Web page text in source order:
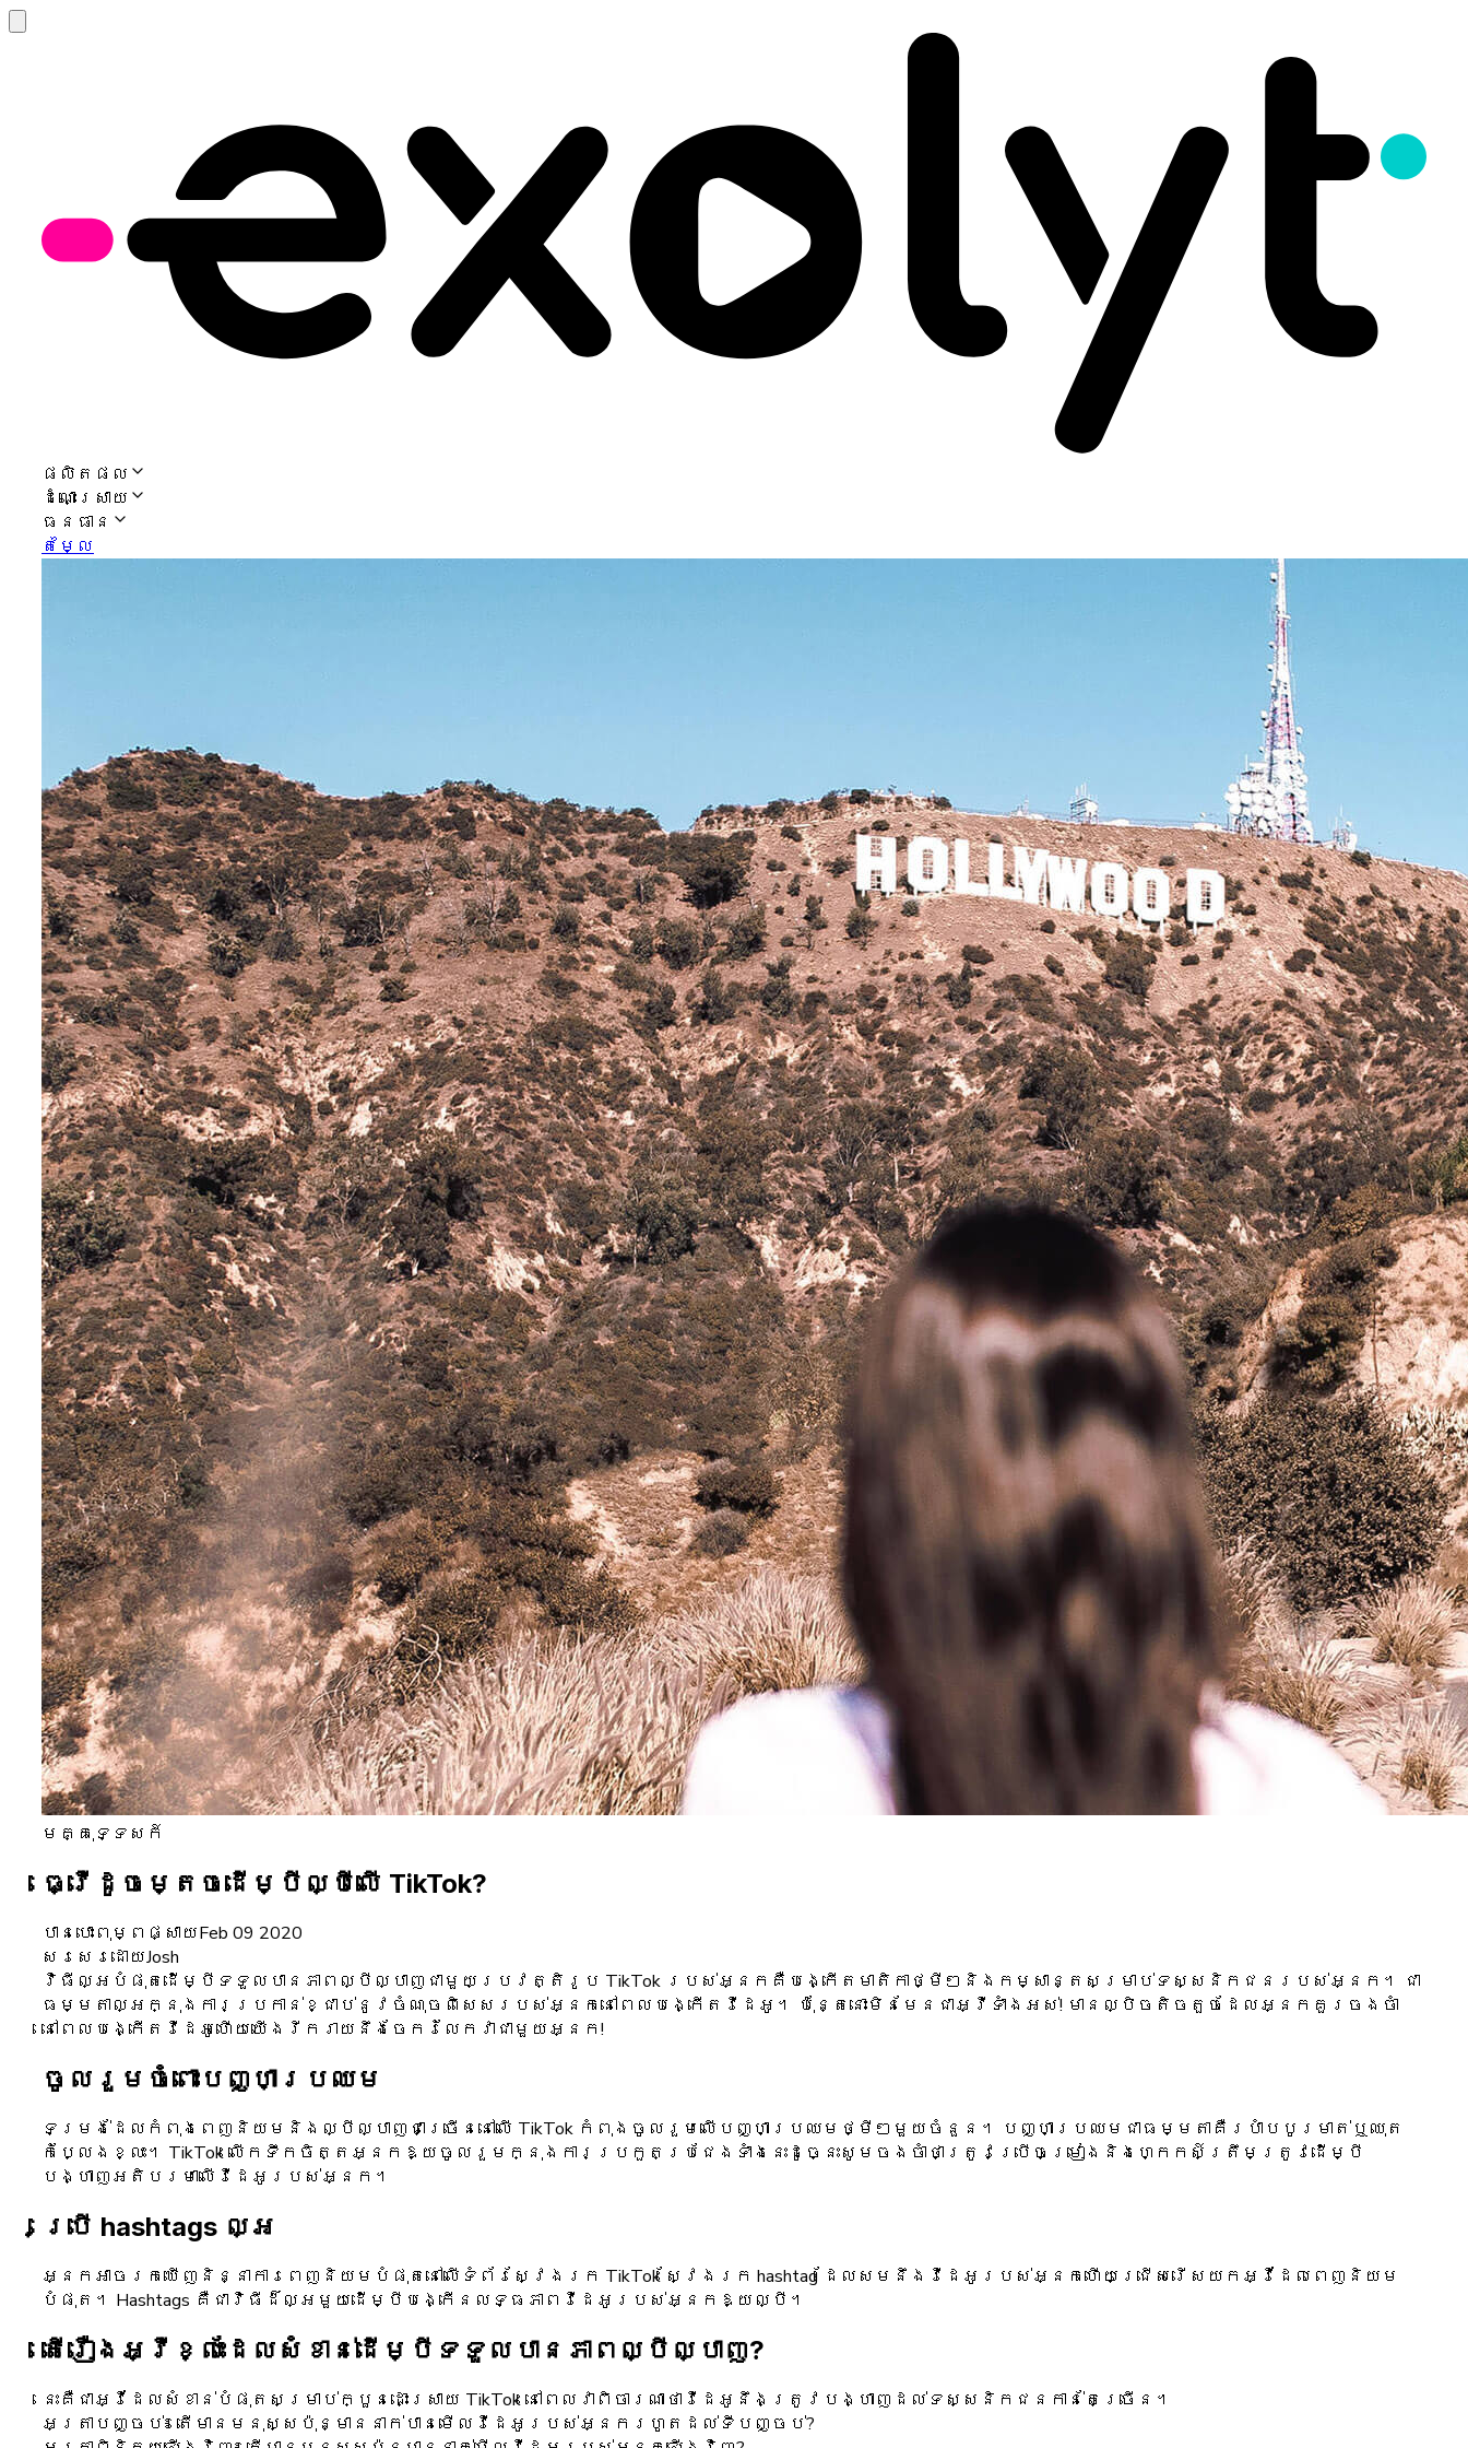
ផលិតផល
ដំណោះស្រាយ
ធនធាន
តម្លៃ
មគ្គុទ្ទេសក៍
ធ្វើដូចម្តេចដើម្បីល្បីលើ TikTok?
បានបោះពុម្ពផ្សាយFeb 09 2020
សរសេរដោយJosh
វិធីល្អបំផុតដើម្បីទទួលបានភាពល្បីល្បាញជាមួយប្រវត្តិរូប TikTok របស់អ្នកគឺបង្កើតមាតិកាថ្មីៗនិងកម្សាន្តសម្រាប់ទស្សនិកជនរបស់អ្នក។ ជា
ធម្មតាល្អក្នុងការប្រកាន់ខ្ជាប់នូវចំណុចពិសេសរបស់អ្នកនៅពេលបង្កើតវីដេអូ។ ប៉ុន្តែនោះមិនមែនជាអ្វីទាំងអស់! មានល្បិចតិចតួចដែលអ្នកគួរចងចាំ
នៅពេលបង្កើតវីដេអូហើយយើងរីករាយនឹងចែករំលែកវាជាមួយអ្នក!
ចូលរួមចំពោះបញ្ហាប្រឈម
ទម្រង់ដែលកំពុងពេញនិយមនិងល្បីល្បាញជាច្រើននៅលើ TikTok កំពុងចូលរួមលើបញ្ហាប្រឈមថ្មីៗមួយចំនួន។ បញ្ហាប្រឈមជាធម្មតាគឺរបាំបបូរមាត់ឬឈុត
កំប្លែងខ្លះ។ TikTok លើកទឹកចិត្តអ្នកឱ្យចូលរួមក្នុងការប្រកួតប្រជែងទាំងនេះដូច្នេះសូមចងចាំថាត្រូវប្រើចម្រៀងនិងហ្កេកស៍ត្រឹមត្រូវដើម្បី
បង្ហាញអតិបរមាលើវីដេអូរបស់អ្នក។
ប្រើ hashtags ល្អ
អ្នកអាចរកឃើញនិន្នាការពេញនិយមបំផុតនៅលើទំព័រស្វែងរក TikTok ស្វែងរក hashtag ដែលសមនឹងវីដេអូរបស់អ្នកហើយជ្រើសរើសយកអ្វីដែលពេញនិយម
បំផុត។ Hashtags គឺជាវិធីដ៏ល្អមួយដើម្បីបង្កើនលទ្ធភាពវីដេអូរបស់អ្នកឱ្យល្បី។
តើរឿងអ្វីខ្លះដែលសំខាន់ដើម្បីទទួលបានភាពល្បីល្បាញ?
នេះគឺជាអ្វីដែលសំខាន់បំផុតសម្រាប់ក្បួនដោះស្រាយ TikTok នៅពេលវាពិចារណាថាវីដេអូនឹងត្រូវបង្ហាញដល់ទស្សនិកជនកាន់តែច្រើន។
អត្រាបញ្ចប់៖ តើមានមនុស្សប៉ុន្មាននាក់បានមើលវីដេអូរបស់អ្នករហូតដល់ទីបញ្ចប់?